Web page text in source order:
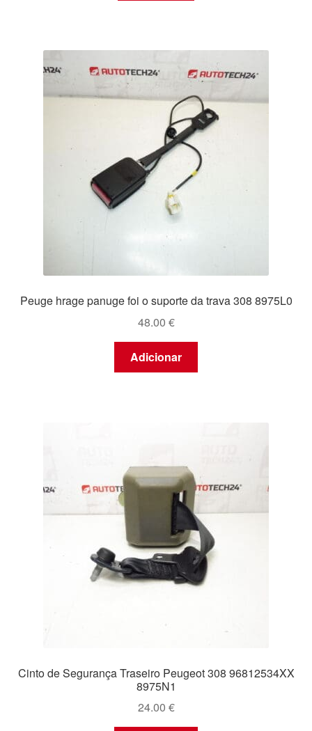
Peuge hrage panuge foi o suporte da trava 308 8975L0
48.00 €
Adicionar
Cinto de Segurança Traseiro Peugeot 308 96812534XX
8975N1
24.00 €